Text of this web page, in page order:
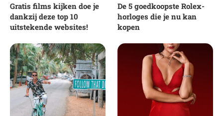
Gratis films kijken doe je
dankzij deze top 10
uitstekende websites!
De 5 goedkoopste Rolex-
horloges die je nu kan
kopen